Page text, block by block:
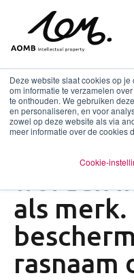
Deze website slaat cookies op
om informatie te verzamelen
te onthouden. We gebruiken
en personaliseren, en voor
zowel op deze website als via
meer informatie over de cookies
Cookie-
Terug naar overzicht
Een
worden
als merk.
rasnaam